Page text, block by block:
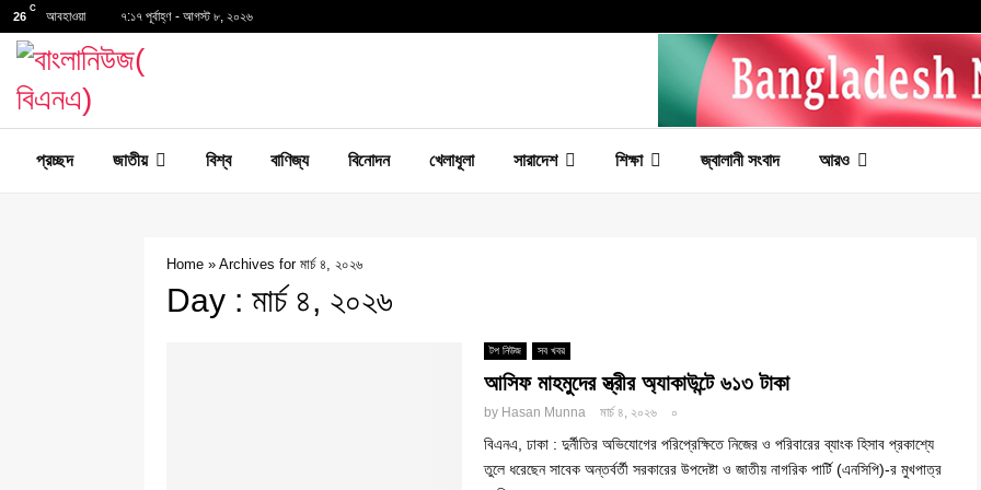
26
C
আবহাওয়া ৭:১৭ পূর্বাহ্ণ - আগস্ট ৮, ২০২৬
প্রচ্ছদ জাতীয় বিশ্ব বাণিজ্য বিনোদন খেলাধূলা সারাদেশ শিক্ষা জ্বালানী সংবাদ আরও
Home » Archives for মার্চ ৪, ২০২৬
Day : মার্চ ৪, ২০২৬
টপ নিউজ সব খবর
আসিফ মাহমুদের স্ত্রীর অ্যাকাউন্টে ৬১৩ টাকা
by Hasan Munna মার্চ ৪, ২০২৬ ০
বিএনএ, ঢাকা : দুর্নীতির অভিযোগের পরিপ্রেক্ষিতে নিজের ও পরিবারের ব্যাংক হিসাব প্রকাশ্যে
তুলে ধরেছেন সাবেক অন্তর্বর্তী সরকারের উপদেষ্টা ও জাতীয় নাগরিক পার্টি (এনসিপি)-র মুখপাত্র